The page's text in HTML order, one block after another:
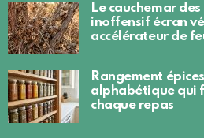
Le cauchemar
inoffensif écran
accélérateur de
Rangement
alphabétique qui
chaque repas